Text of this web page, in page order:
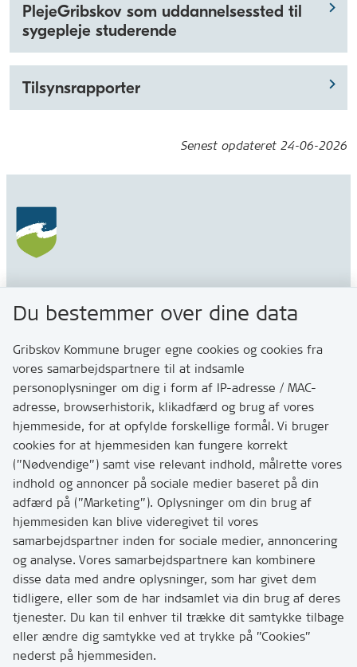
PlejeGribskov som uddannelsessted til
sygepleje studerende
Tilsynsrapporter
Senest opdateret 24-06-2026
3200 Helsinge
Kontakt
Skriv til os via Digital Post
Har du brug for at komme i kontakt med os? Se her
hvordan
Tip os om huller i vejen eller andet
T:7249 6000
Bemærk: vi har mange opkald mellem kl. 10 og 11
Links
Tilgængelighedserklæring
Cookies
Du bestemmer over dine data
Gribskov Kommune bruger egne cookies og cookies fra
vores samarbejdspartnere til at indsamle
personoplysninger om dig i form af IP-adresse / MAC-
adresse, browserhistorik, klikadfærd og brug af vores
hjemmeside, for at opfylde forskellige formål. Vi bruger
cookies for at hjemmesiden kan fungere korrekt
(”Nødvendige”) samt vise relevant indhold, målrette vores
indhold og annoncer på sociale medier baseret på din
adfærd på (”Marketing”). Oplysninger om din brug af
hjemmesiden kan blive videregivet til vores
samarbejdspartner inden for sociale medier, annoncering
og analyse. Vores samarbejdspartnere kan kombinere
disse data med andre oplysninger, som har givet dem
tidligere, eller som de har indsamlet via din brug af deres
tjenester. Du kan til enhver til trække dit samtykke tilbage
eller ændre dig samtykke ved at trykke på ”Cookies”
nederst på hjemmesiden.